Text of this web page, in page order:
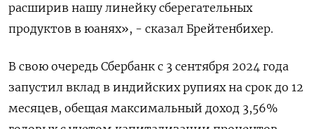
расширив нашу линейку сберегательных
продуктов в юанях», - сказал Брейтенбихер.
В свою очередь Сбербанк с 3 сентября 2024 года
запустил вклад в индийских рупиях на срок до 12
месяцев, обещая максимальный доход 3,56%